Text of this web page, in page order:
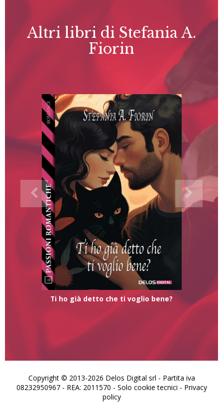
Altri libri di Stefania A.
Fiorin
Ti ho già detto che ti voglio bene?
Copyright © 2013-2026 Delos Digital srl - Partita iva
08232950967 - REA: 2011570 - Solo cookie tecnici - Privacy
policy